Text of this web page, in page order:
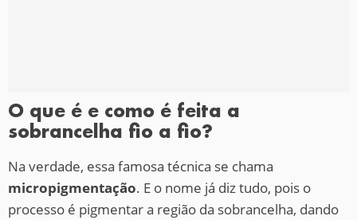
O que é e como é feita a
sobrancelha fio a fio?
Na verdade, essa famosa técnica se chama
micropigmentação. E o nome já diz tudo, pois o
processo é pigmentar a região da sobrancelha, dando